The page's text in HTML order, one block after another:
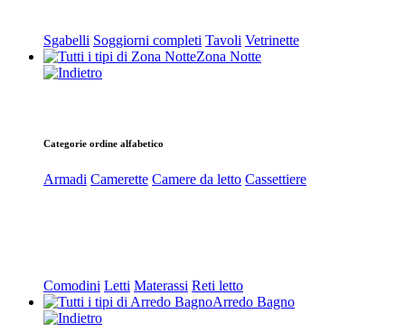
Sgabelli Soggiorni completi Tavoli Vetrinette
Zona Notte
Categorie ordine alfabetico
Armadi Camerette Camere da letto Cassettiere
Comodini Letti Materassi Reti letto
Arredo Bagno